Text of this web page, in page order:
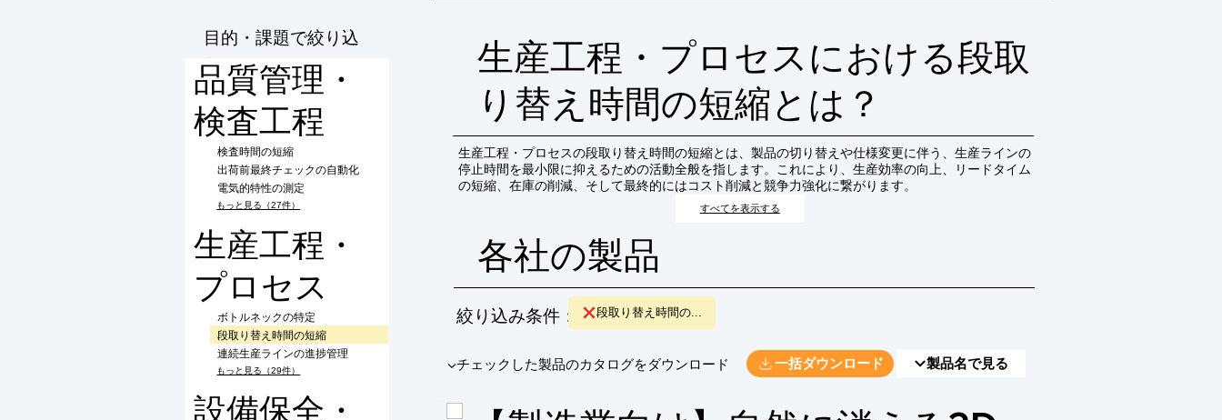
目的・課題で絞り込
む
品質管理・
検査工程
検査時間の短縮
出荷前最終チェックの自動化
電気的特性の測定
もっと見る（27件）
生産工程・
プロセス
ボトルネックの特定
段取り替え時間の短縮
連続生産ラインの進捗管理
もっと見る（29件）
設備保全・
生産工程・プロセスにおける段取
り替え時間の短縮とは？
生産工程・プロセスの段取り替え時間の短縮とは、製品の切り替えや仕様変更に伴う、生産ラインの
停止時間を最小限に抑えるための活動全般を指します。これにより、生産効率の向上、リードタイム
の短縮、在庫の削減、そして最終的にはコスト削減と競争力強化に繋がります。
すべてを表示する
各社の製品
絞り込み条件： 段取り替え時間の...
​▼チェックした製品のカタログをダウンロード 一括ダウンロード 製品名で見る